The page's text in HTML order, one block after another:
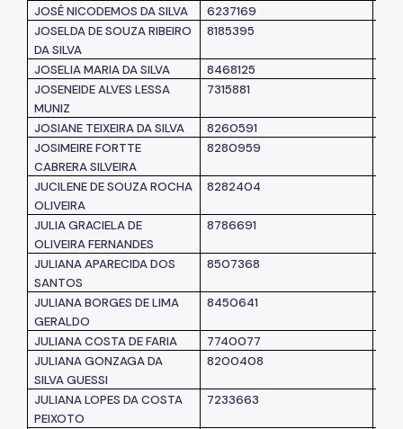
JOSÉ NICODEMOS DA SILVA
6237169
JOSELDA DE SOUZA RIBEIRO
DA SILVA
8185395
JOSELIA MARIA DA SILVA 8468125
JOSENEIDE ALVES LESSA
MUNIZ
7315881
JOSIANE TEIXEIRA DA SILVA 8260591
JOSIMEIRE FORTTE
CABRERA SILVEIRA
8280959
JUCILENE DE SOUZA ROCHA
OLIVEIRA
8282404
JULIA GRACIELA DE
OLIVEIRA FERNANDES
8786691
JULIANA APARECIDA DOS
SANTOS
8507368
JULIANA BORGES DE LIMA
GERALDO
8450641
JULIANA COSTA DE FARIA 7740077
JULIANA GONZAGA DA
SILVA GUESSI
8200408
JULIANA LOPES DA COSTA
PEIXOTO
7233663